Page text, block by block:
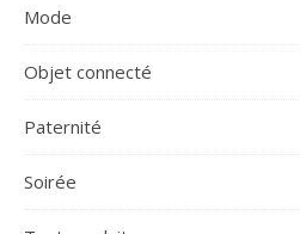
Mode
Objet connecté
Paternité
Soirée